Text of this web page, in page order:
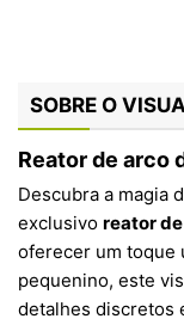
SOBRE O
Reator de arco
Descubra a magia
exclusivo reator
oferecer um toque
pequenino, este
detalhes discretos